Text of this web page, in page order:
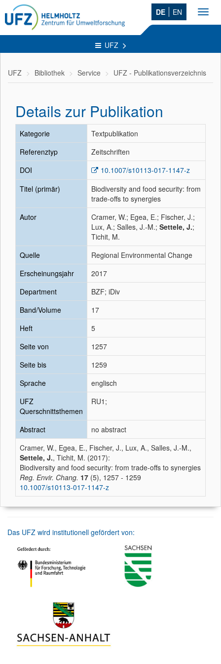
DE EN
UFZ
UFZ Bibliothek Service UFZ - Publikationsverzeichnis
Details zur Publikation
Kategorie
Textpublikation
Referenztyp
Zeitschriften
DOI
10.1007/s10113-017-1147-z
Titel (primär)
Biodiversity and food security: from
trade-offs to synergies
Autor
Cramer, W.; Egea, E.; Fischer, J.;
Lux, A.; Salles, J.-M.; Settele, J.;
Tichit, M.
Quelle
Regional Environmental Change
Erscheinungsjahr
2017
Department
BZF; iDiv
Band/Volume
17
Heft
5
Seite von
1257
Seite bis
1259
Sprache
englisch
UFZ
Querschnittsthemen
RU1;
Abstract
no abstract
Cramer, W., Egea, E., Fischer, J., Lux, A., Salles, J.-M.,
Settele, J., Tichit, M. (2017):
Biodiversity and food security: from trade-offs to synergies
Reg. Envir. Chang. 17 (5), 1257 - 1259
10.1007/s10113-017-1147-z
Das UFZ wird institutionell gefördert von: